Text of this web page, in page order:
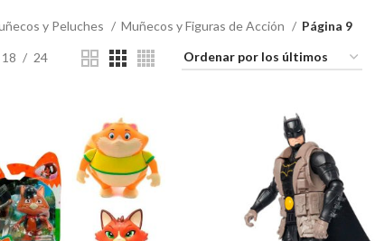
y Peluches Muñecos y Figuras de Acción Página 9
18 24